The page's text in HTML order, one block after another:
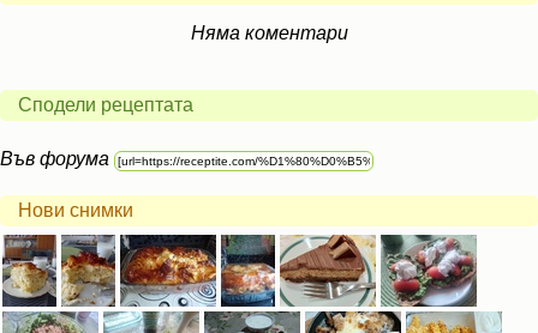
Няма коментари
Сподели рецептата
Във форума
Нови снимки